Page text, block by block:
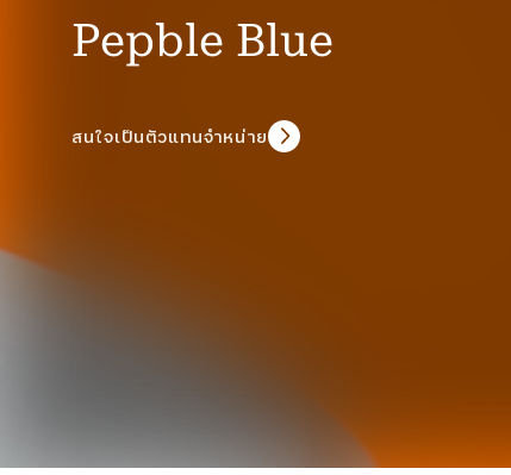
Pepble Blue
สนใจเป็นตัวแทนจำหน่าย